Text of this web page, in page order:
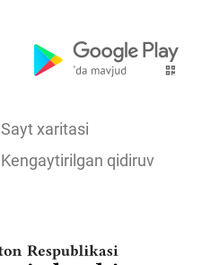
Sayt xaritasi
Kengaytirilgan qidiruv